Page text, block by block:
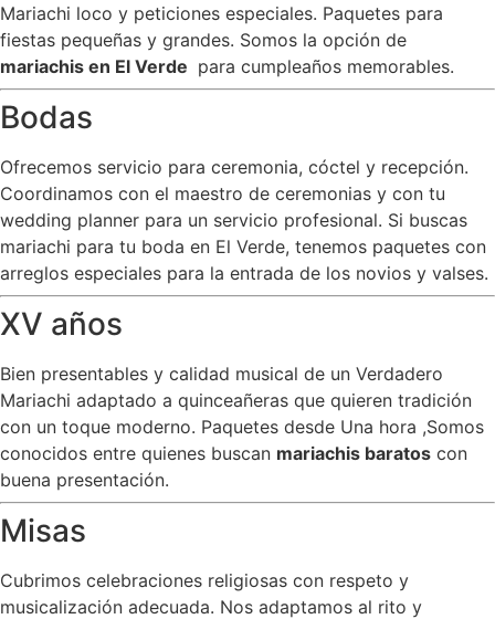
Mariachi loco y peticiones especiales. Paquetes para
fiestas pequeñas y grandes. Somos la opción de
mariachis en El Verde para cumpleaños memorables.
Bodas
Ofrecemos servicio para ceremonia, cóctel y recepción.
Coordinamos con el maestro de ceremonias y con tu
wedding planner para un servicio profesional. Si buscas
mariachi para tu boda en El Verde, tenemos paquetes con
arreglos especiales para la entrada de los novios y valses.
XV años
Bien presentables y calidad musical de un Verdadero
Mariachi adaptado a quinceañeras que quieren tradición
con un toque moderno. Paquetes desde Una hora ,Somos
conocidos entre quienes buscan mariachis baratos con
buena presentación.
Misas
Cubrimos celebraciones religiosas con respeto y
musicalización adecuada. Nos adaptamos al rito y